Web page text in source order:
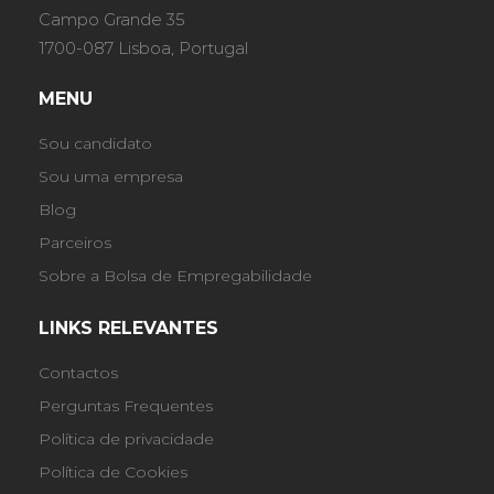
Campo Grande 35
1700-087 Lisboa, Portugal
MENU
Sou candidato
Sou uma empresa
Blog
Parceiros
Sobre a Bolsa de Empregabilidade
LINKS RELEVANTES
Contactos
Perguntas Frequentes
Política de privacidade
Política de Cookies